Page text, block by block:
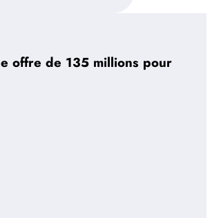
offre de 135 millions pour